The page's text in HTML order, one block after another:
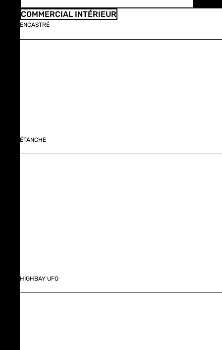
COMMERCIAL INTÉRIEUR
ENCASTRÉ
ÉTANCHE
HIGHBAY UFO